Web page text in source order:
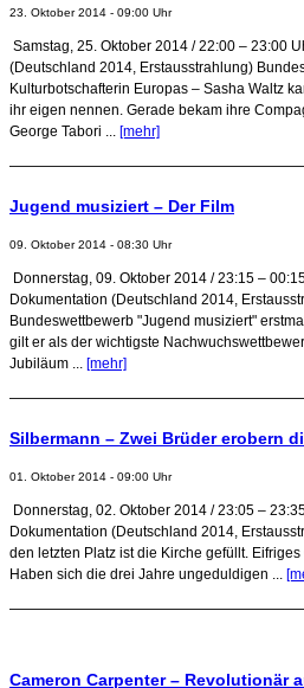
23. Oktober 2014 - 09:00 Uhr
Samstag, 25. Oktober 2014 / 22:00 – 23:00
(Deutschland 2014, Erstausstrahlung)
Kulturbotschafterin Europas – Sasha Waltz
ihr eigen nennen. Gerade bekam ihre
George Tabori ... [mehr]
Jugend musiziert – Der Film
09. Oktober 2014 - 08:30 Uhr
Donnerstag, 09. Oktober 2014 / 23:15 –
Dokumentation (Deutschland 2014,
Bundeswettbewerb "Jugend musiziert"
gilt er als der wichtigste
Jubiläum ... [mehr]
Silbermann – Zwei Brüder erobern
01. Oktober 2014 - 09:00 Uhr
Donnerstag, 02. Oktober 2014 / 23:05 –
Dokumentation (Deutschland 2014,
den letzten Platz ist die Kirche gefüllt.
Haben sich die drei Jahre ungeduldigen ...
Cameron Carpenter – Revolutionär